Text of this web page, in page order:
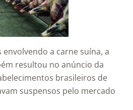
envolvendo a carne suína, a
resultou no anúncio da
brasileiros de
suspensos pelo mercado